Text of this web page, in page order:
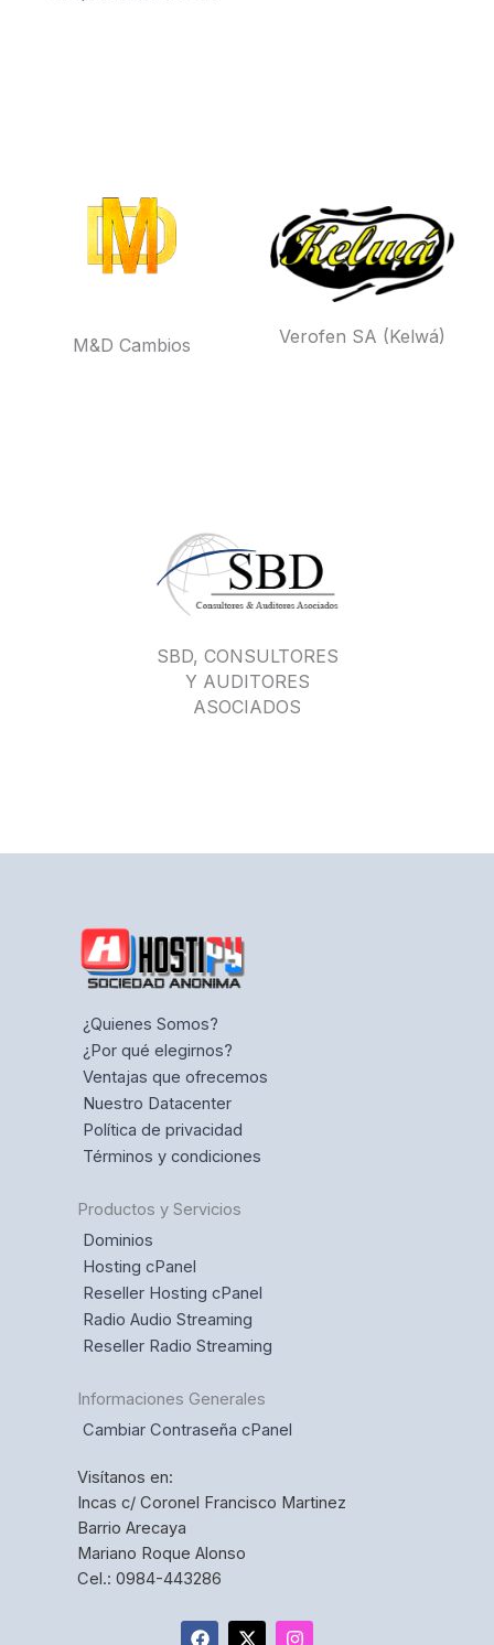
M&D Cambios Verofen SA (Kelwá)
SBD, CONSULTORES
Y AUDITORES
ASOCIADOS
¿Quienes Somos?
¿Por qué elegirnos?
Ventajas que ofrecemos
Nuestro Datacenter
Política de privacidad
Términos y condiciones
Productos y Servicios
Dominios
Hosting cPanel
Reseller Hosting cPanel
Radio Audio Streaming
Reseller Radio Streaming
Informaciones Generales
Cambiar Contraseña cPanel
Visítanos en:
Incas c/ Coronel Francisco Martinez
Barrio Arecaya
Mariano Roque Alonso
Cel.: 0984-443286
F
X
I